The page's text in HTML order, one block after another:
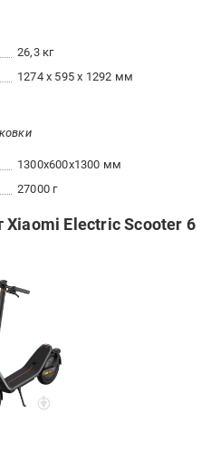
26,3 кг
1274 x 595 x 1292 мм
1300x600x1300 мм
27000 г
Electric Scooter 6